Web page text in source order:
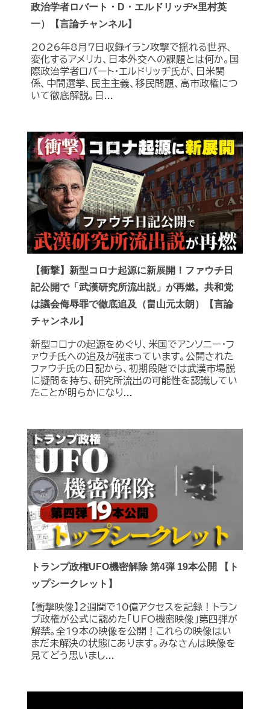
政治学者ロバート・D・エルドリッヂ×里村英
一）【言論チャンネル】
2026年8月7日収録イラン攻撃で揺れる世界、
変化するアメリカ、日本外交への課題とは何か。国
際政治学者ロバート・エルドリッヂ氏が、日米関
係、中間選挙、民主主義、移民問題、高市政権につ
いて徹底解説。日...
【衝撃】新型コロナ起源に新展開！ファウチ日
記公開で「武漢研究所流出説」が再燃。共和党
は議会侮辱罪で徹底追及（畠山元太朗）【言論
チャンネル】
新型コロナの起源をめぐり、米国でアンソニー・フ
ァウチ氏への追及が強まっています。公開された
ファウチ氏の日記から、初期段階では武漢市場説
に疑問を持ち、研究所流出の可能性を認識してい
たことが明らかになり...
トランプ政権UFO機密解除 第4弾 19本公開 【ト
ップシークレット】
【衝撃映像】2週間で10億アクセスを記録！トラン
プ政権が公式に認めた｢UFO機密映像｣第四弾が
解禁。全19本の映像を公開！これらの映像はい
まだ未解決の状態にあります。みなさんは映像を
見てどう思いまし...